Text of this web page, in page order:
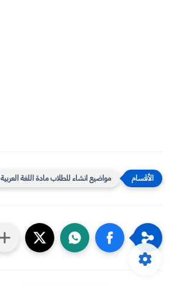
مواضيع انشاء للطلاب مادة اللغة العربية